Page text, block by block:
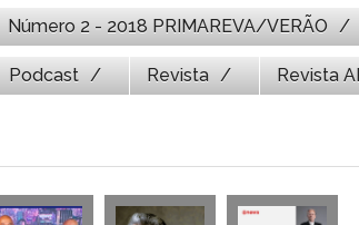
Número 2 - 2018 PRIMAREVA/VERÃO
Podcast Revista Revista